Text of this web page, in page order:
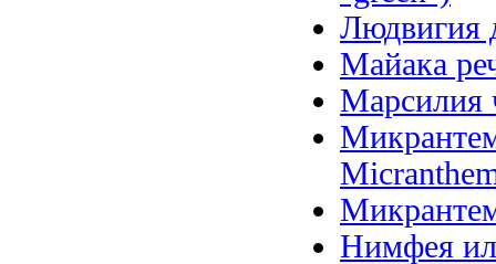
Людвигия
Майака
Марсилия
Нимфея